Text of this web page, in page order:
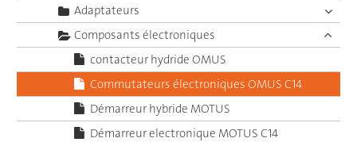
Adaptateurs
Composants électroniques
contacteur hydride OMUS
Commutateurs électroniques OMUS C14
Démarreur hybride MOTUS
Démarreur electronique MOTUS C14